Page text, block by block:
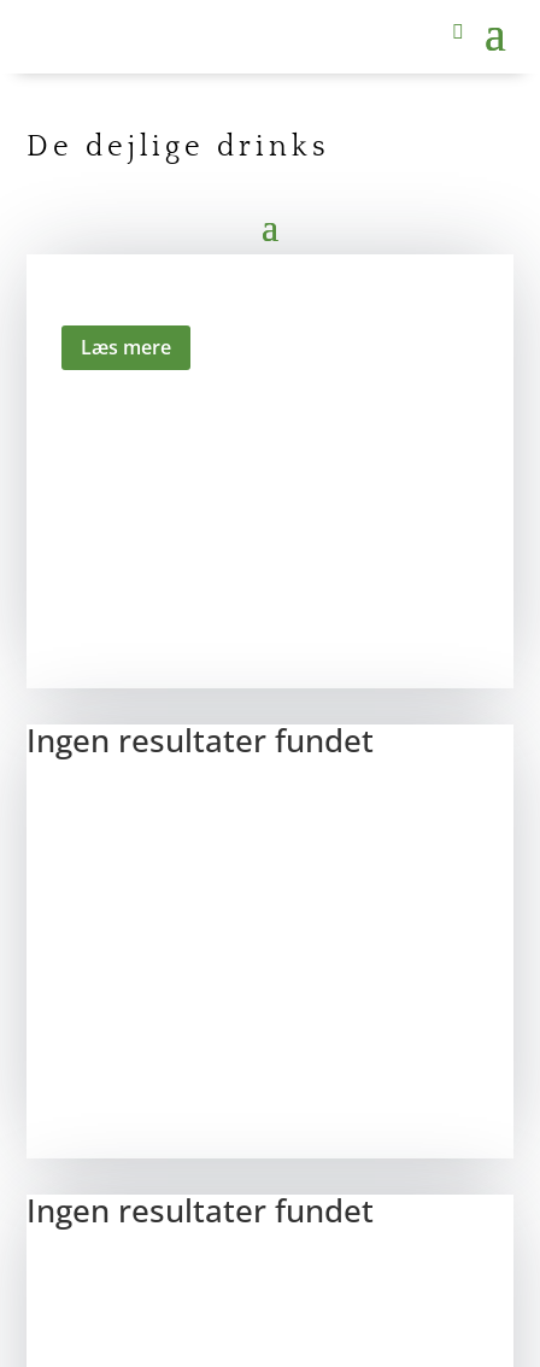
De dejlige drinks
Læs mere
Ingen resultater fundet
Ingen resultater fundet